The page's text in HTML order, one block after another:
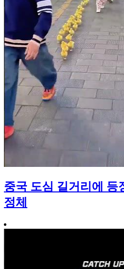
중국 도심 길거리에 등
정체